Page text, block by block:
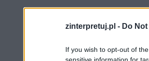
zinterpretuj.pl - Do
If you wish to opt-out of
sensitive information for